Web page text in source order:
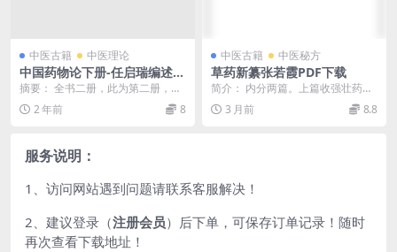
中医古籍 中医理论
中国药物论下册-任启瑞编述-
启智书局
摘要： 全书二册，此为第二册，内
分卷三下、卷四、卷五，以药物的
气味分类。每种药物...
2 年前 8
中医古籍 中医秘方
草药新纂张若霞PDF下载
简介： 内分两篇。上篇收强壮药、
行气药、止痛宁睡药、吐药、发表
药、祛痰药等15类...
3 月前 8.8
服务说明：
1、访问网站遇到问题请联系客服解决！
2、建议登录（注册会员）后下单，可保存订单记录！随时
再次查看下载地址！